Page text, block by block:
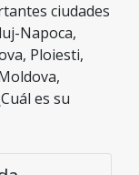
ciudades
Napoca,
Ploiesti,
es su